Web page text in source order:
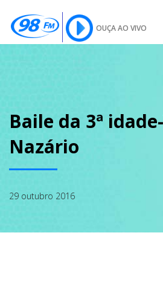
OUÇA AO VIVO
SOBRE
Baile da 3ª
Nazário
29 outubro 2016